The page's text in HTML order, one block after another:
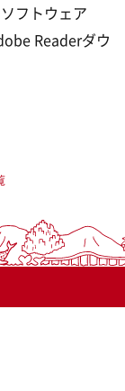
フトウェア
Readerダウ